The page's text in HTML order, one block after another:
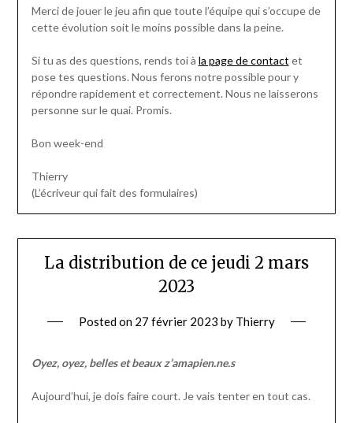
Merci de jouer le jeu afin que toute l’équipe qui s’occupe de
cette évolution soit le moins possible dans la peine.
Si tu as des questions, rends toi à la page de contact et
pose tes questions. Nous ferons notre possible pour y
répondre rapidement et correctement. Nous ne laisserons
personne sur le quai. Promis.
Bon week-end
Thierry
(L’écriveur qui fait des formulaires)
La distribution de ce jeudi 2 mars
2023
Posted on 27 février 2023 by Thierry
Oyez, oyez, belles et beaux z’amapien.ne.s
Aujourd’hui, je dois faire court. Je vais tenter en tout cas.